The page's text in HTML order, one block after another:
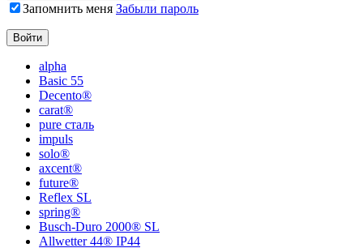
Запомнить меня Забыли пароль
alpha
Basic 55
Decento®
carat®
pure сталь
impuls
solo®
axcent®
future®
Reflex SL
spring®
Busch-Duro 2000® SL
Allwetter 44® IP44